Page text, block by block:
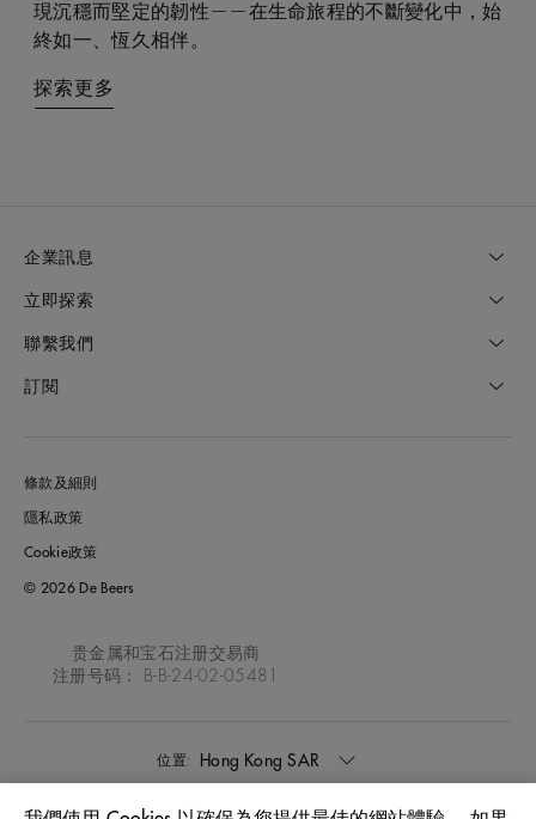
現沉穩而堅定的韌性——在生命旅程的不斷變化中，始
終如一、恆久相伴。
探索更多
互動，體現了大地令人著迷的力量，成為代表守護和雙
重能量的現代象徵。
探索更多
企業訊息
立即探索
聯繫我們
訂閱
條款及細則
隱私政策
Cookie政策
© 2026 De Beers
贵金属和宝石注册交易商
注册号码： B-B-24-02-05481
位置: Hong Kong SAR